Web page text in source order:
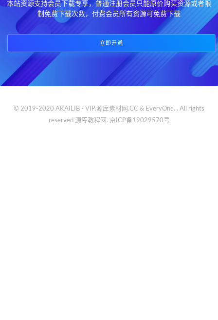
本站资源支持会员下载专享，普通注册会员只能原价购买资源或者限
制免费下载次数，付费会员所有资源可免费下载
立即开通
© 2019-2020 AKAILIB - VIP.源库素材网.CC & EveryOne. . All rights
reserved 源库教程网. 京ICP备19029570号